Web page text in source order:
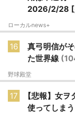
2026/2/28
ローカルnews+
16
真弓明信が
た世界線
野球殿堂
17
【悲報】女
使ってしま